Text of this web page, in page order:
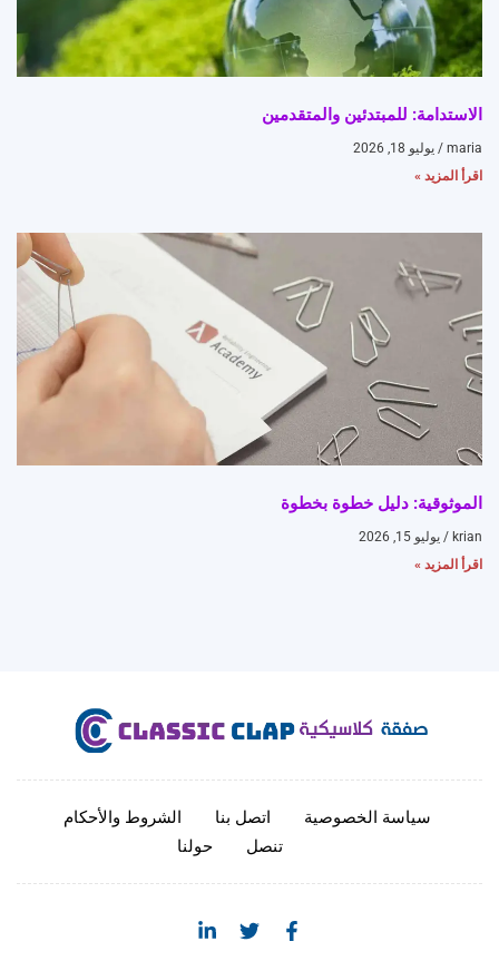
الاستدامة: للمبتدئين والمتقدمين
maria
يوليو 18, 2026
اقرأ المزيد »
الموثوقية: دليل خطوة بخطوة
krian
يوليو 15, 2026
اقرأ المزيد »
سياسة الخصوصية اتصل بنا
الشروط والأحكام
تنصل
حولنا